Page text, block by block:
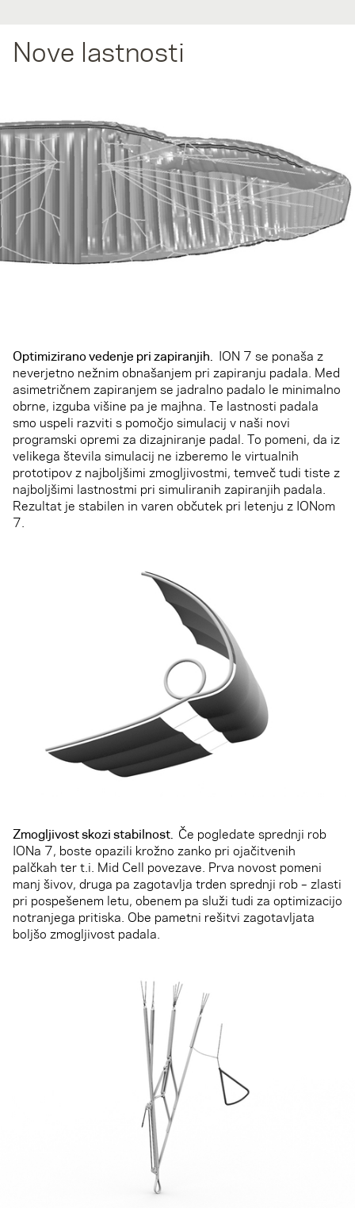
Nove lastnosti
Optimizirano vedenje pri zapiranjih.
ION 7 se ponaša z
neverjetno nežnim obnašanjem pri zapiranju padala. Med
asimetričnem zapiranjem se jadralno padalo le minimalno
obrne, izguba višine pa je majhna. Te lastnosti padala
smo uspeli razviti s pomočjo simulacij v naši novi
programski opremi za dizajniranje padal. To pomeni, da iz
velikega števila simulacij ne izberemo le virtualnih
prototipov z najboljšimi zmogljivostmi, temveč tudi tiste z
najboljšimi lastnostmi pri simuliranih zapiranjih padala.
Rezultat je stabilen in varen občutek pri letenju z IONom
7.
Zmogljivost skozi stabilnost. Če pogledate sprednji rob
IONa 7, boste opazili krožno zanko pri ojačitvenih
palčkah ter t.i. Mid Cell povezave. Prva novost pomeni
manj šivov, druga pa zagotavlja trden sprednji rob – zlasti
pri pospešenem letu, obenem pa služi tudi za optimizacijo
notranjega pritiska. Obe pametni rešitvi zagotavljata
boljšo zmogljivost padala.